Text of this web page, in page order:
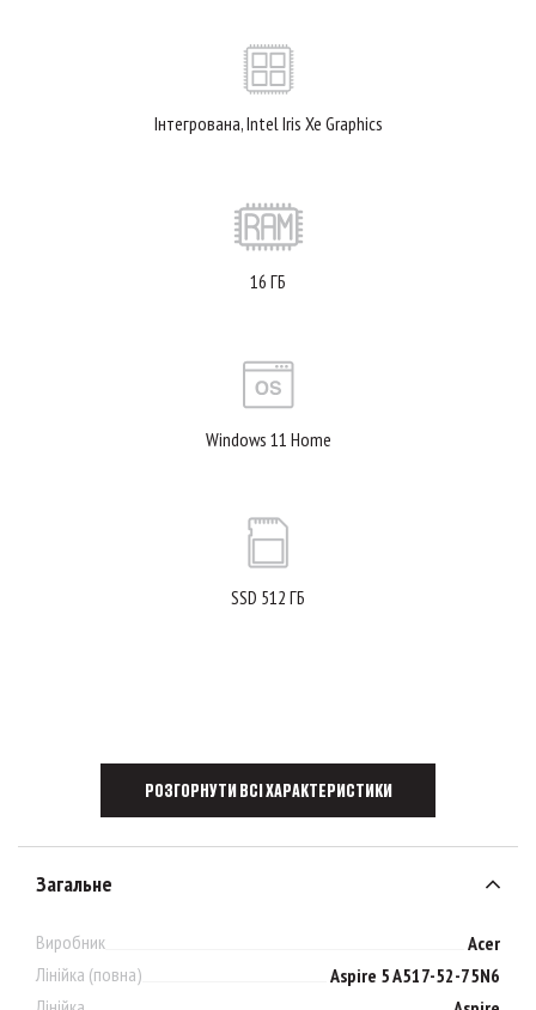
Інтегрована, Intel Iris Xe Graphics
16 ГБ
Windows 11 Home
SSD 512 ГБ
РОЗГОРНУТИ ВСІ ХАРАКТЕРИСТИКИ
Загальне
Виробник
Acer
Лінійка (повна)
Aspire 5 A517-52-75N6